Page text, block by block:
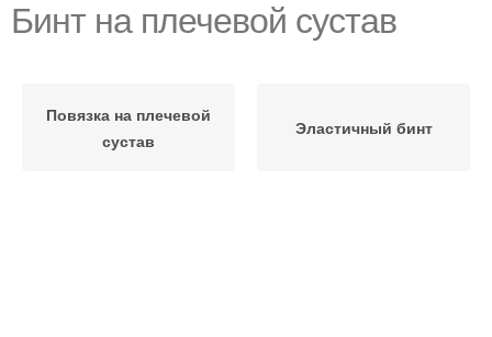
Бинт на плечевой сустав
Повязка на плечевой
сустав
Эластичный бинт